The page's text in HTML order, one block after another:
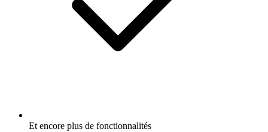
Et encore plus de fonctionnalités